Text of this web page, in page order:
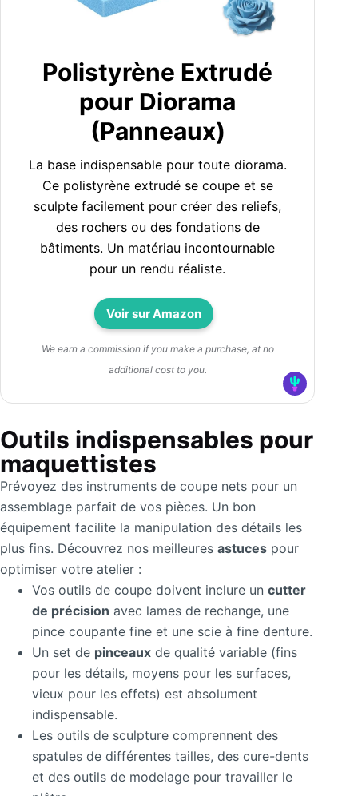
Polistyrène Extrudé
pour Diorama
(Panneaux)
La base indispensable pour toute diorama.
Ce polistyrène extrudé se coupe et se
sculpte facilement pour créer des reliefs,
des rochers ou des fondations de
bâtiments. Un matériau incontournable
pour un rendu réaliste.
Voir sur Amazon
We earn a commission if you make a purchase, at no
additional cost to you.
Outils indispensables pour
maquettistes
Prévoyez des instruments de coupe nets pour un
assemblage parfait de vos pièces. Un bon
équipement facilite la manipulation des détails les
plus fins. Découvrez nos meilleures astuces pour
optimiser votre atelier :
Vos outils de coupe doivent inclure un cutter
de précision avec lames de rechange, une
pince coupante fine et une scie à fine denture.
Un set de pinceaux de qualité variable (fins
pour les détails, moyens pour les surfaces,
vieux pour les effets) est absolument
indispensable.
Les outils de sculpture comprennent des
spatules de différentes tailles, des cure-dents
et des outils de modelage pour travailler le